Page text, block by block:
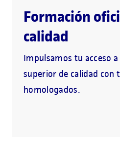
Formación
calidad
Impulsamos tu acceso
superior de calidad con
homologados.